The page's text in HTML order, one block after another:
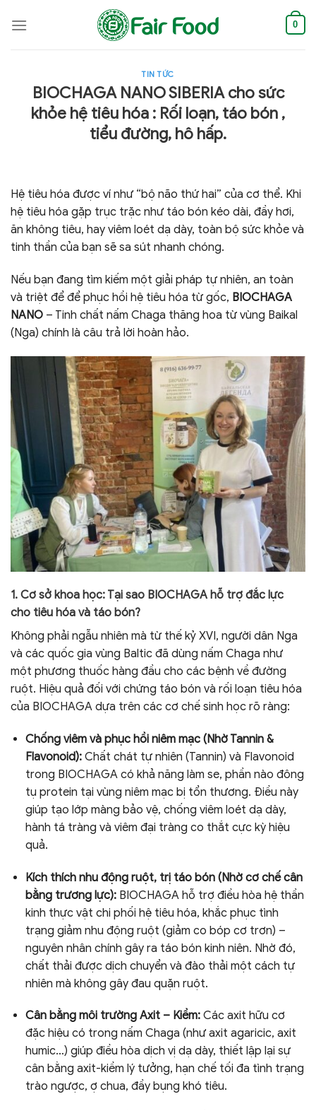
0
TIN TỨC
BIOCHAGA NANO SIBERIA cho sức
khỏe hệ tiêu hóa : Rối loạn, táo bón ,
tiểu đường, hô hấp.
Hệ tiêu hóa được ví như “bộ não thứ hai” của cơ thể. Khi
hệ tiêu hóa gặp trục trặc như táo bón kéo dài, đầy hơi,
ăn không tiêu, hay viêm loét dạ dày, toàn bộ sức khỏe và
tinh thần của bạn sẽ sa sút nhanh chóng.
Nếu bạn đang tìm kiếm một giải pháp tự nhiên, an toàn
và triệt để để phục hồi hệ tiêu hóa từ gốc, BIOCHAGA
NANO – Tinh chất nấm Chaga thăng hoa từ vùng Baikal
(Nga) chính là câu trả lời hoàn hảo.
1. Cơ sở khoa học: Tại sao BIOCHAGA hỗ trợ đắc lực
cho tiêu hóa và táo bón?
Không phải ngẫu nhiên mà từ thế kỷ XVI, người dân Nga
và các quốc gia vùng Baltic đã dùng nấm Chaga như
một phương thuốc hàng đầu cho các bệnh về đường
ruột. Hiệu quả đối với chứng táo bón và rối loạn tiêu hóa
của BIOCHAGA dựa trên các cơ chế sinh học rõ ràng:
Chống viêm và phục hồi niêm mạc (Nhờ Tannin &
Flavonoid):Chất chát tự nhiên (Tannin) và Flavonoid
trong BIOCHAGA có khả năng làm se, phần nào đông
tụ protein tại vùng niêm mạc bị tổn thương. Điều này
giúp tạo lớp màng bảo vệ, chống viêm loét dạ dày,
hành tá tràng và viêm đại tràng co thắt cực kỳ hiệu
quả.
Kích thích nhu động ruột, trị táo bón (Nhờ cơ chế cân
bằng trương lực):BIOCHAGA hỗ trợ điều hòa hệ thần
kinh thực vật chi phối hệ tiêu hóa, khắc phục tình
trạng giảm nhu động ruột (giảm co bóp cơ trơn) –
nguyên nhân chính gây ra táo bón kinh niên. Nhờ đó,
chất thải được dịch chuyển và đào thải một cách tự
nhiên mà không gây đau quặn ruột.
Cân bằng môi trường Axit – Kiềm:Các axit hữu cơ
đặc hiệu có trong nấm Chaga (như axit agaricic, axit
humic…) giúp điều hòa dịch vị dạ dày, thiết lập lại sự
cân bằng axit-kiềm lý tưởng, hạn chế tối đa tình trạng
trào ngược, ợ chua, đầy bụng khó tiêu.